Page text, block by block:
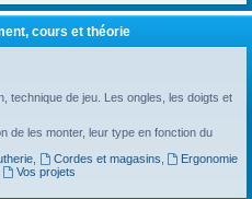
cours et théorie
technique de jeu. Les ongles, les doigts et
de les monter, leur type en fonction du
, Cordes et magasins
Ergonomie
Vos projets